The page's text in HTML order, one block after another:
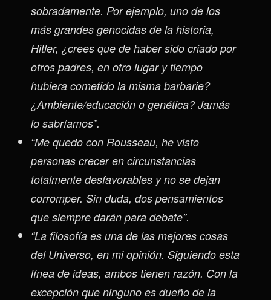
sobradamente. Por ejemplo, uno de los
más grandes genocidas de la historia,
Hitler, ¿crees que de haber sido criado por
otros padres, en otro lugar y tiempo
hubiera cometido la misma barbarie?
¿Ambiente/educación o genética? Jamás
lo sabríamos”.
“Me quedo con Rousseau, he visto
personas crecer en circunstancias
totalmente desfavorables y no se dejan
corromper. Sin duda, dos pensamientos
que siempre darán para debate”.
“La filosofía es una de las mejores cosas
del Universo, en mi opinión. Siguiendo esta
línea de ideas, ambos tienen razón. Con la
excepción que ninguno es dueño de la